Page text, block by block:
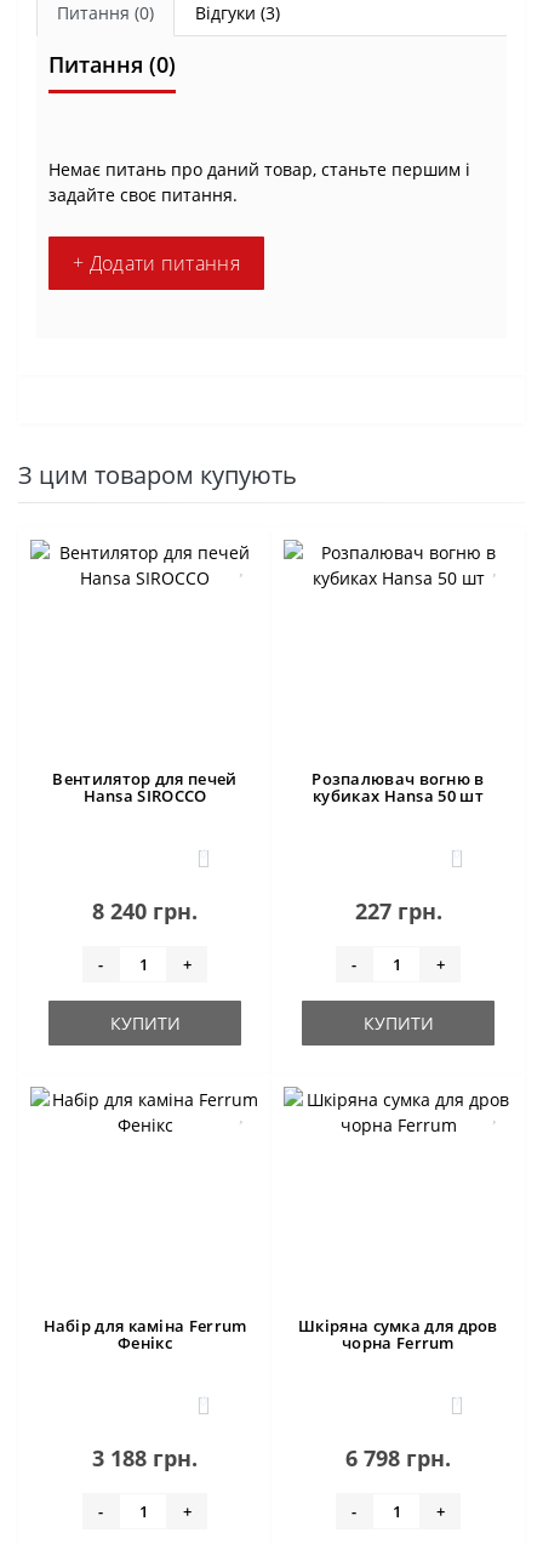
Питання (0) Відгуки (3)
Питання (0)
Немає питань про даний товар, станьте першим і
задайте своє питання.
+ Додати питання
З цим товаром купують
Вентилятор для печей
Hansa SIROCCO
0
8 240 грн.
- +
КУПИТИ
Розпалювач вогню в
кубиках Hansa 50 шт
0
227 грн.
- +
КУПИТИ
Набір для каміна Ferrum
Фенікс
0
3 188 грн.
- +
Шкіряна сумка для дров
чорна Ferrum
1
6 798 грн.
- +